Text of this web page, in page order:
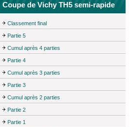
Coupe de Vichy TH5 semi-rapide
Classement final
Partie 5
Cumul après 4 parties
Partie 4
Cumul après 3 parties
Partie 3
Cumul après 2 parties
Partie 2
Partie 1